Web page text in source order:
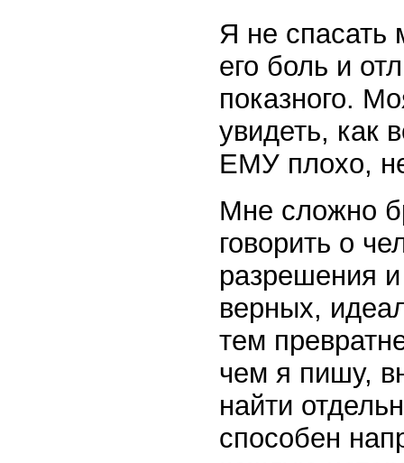
Я не спасать
его боль и
показного.
увидеть, как
ЕМУ плохо,
Мне сложно
говорить о
разрешения
верных,
тем
чем я пишу,
найти
способен